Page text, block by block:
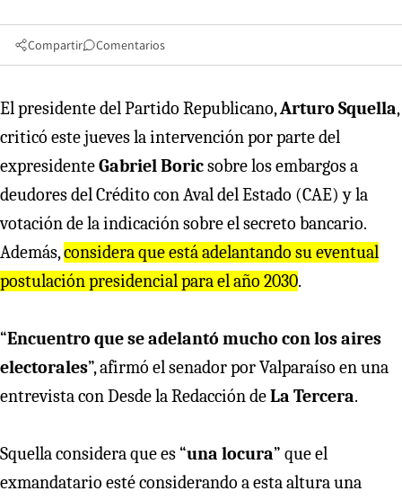
Compartir Comentarios
El presidente del Partido Republicano,Arturo Squella,
criticó este jueves la intervención por parte del
expresidenteGabriel Boricsobre los embargos a
deudores del Crédito con Aval del Estado (CAE) y la
votación de la indicación sobre el secreto bancario.
Además,considera que está adelantando su eventual
postulación presidencial para el año 2030.
“Encuentro que se adelantó mucho con los aires
electorales”, afirmó el senador por Valparaíso en una
entrevista con Desde la Redacción deLa Tercera.
Squella considera que es “una locura” que el
exmandatario esté considerando a esta altura una